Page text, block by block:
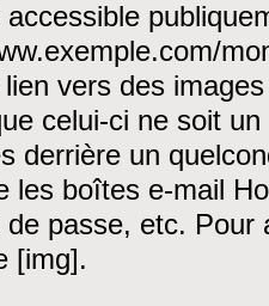
accessible
vers des
celui-ci ne soit
derrière un
les boîtes e-mail
de passe, etc. Pour
[img].